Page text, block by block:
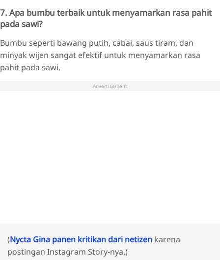
7. Apa bumbu terbaik untuk menyamarkan rasa pahit
pada sawi?
Bumbu seperti bawang putih, cabai, saus tiram, dan
minyak wijen sangat efektif untuk menyamarkan rasa
pahit pada sawi.
Advertisement
(Nycta Gina panen kritikan dari netizen karena
postingan Instagram Story-nya.)